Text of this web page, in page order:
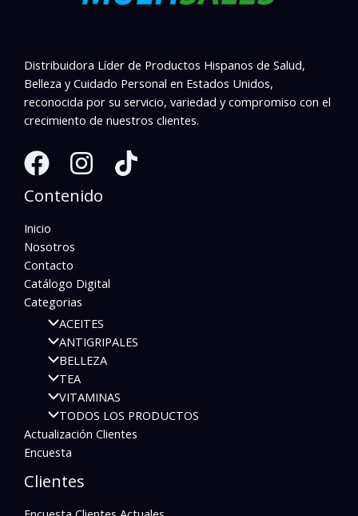
Distribuidora Líder de Productos Hispanos de Salud,
Belleza y Cuidado Personal en Estados Unidos,
reconocida por su servicio, variedad y compromiso con el
crecimiento de nuestros clientes.
Contenido
Inicio
Nosotros
Contacto
Catálogo Digital
Categorias
ACEITES
ANTIGRIPALES
BELLEZA
TEA
VITAMINAS
TODOS LOS PRODUCTOS
Actualización Clientes
Encuesta
Clientes